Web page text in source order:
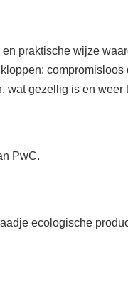
praktische wijze
wat gezellig is en
PwC.
ecologische